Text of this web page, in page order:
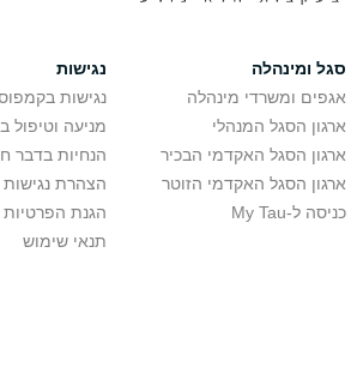
סגל ומינהלה
אגפים ומשרדי מינהלה
ארגון הסגל המנהלי
ארגון הסגל האקדמי הבכיר
ארגון הסגל האקדמי הזוטר
כניסה ל-My Tau
נגישות
נגישות
מניעה וטיפול
הנחיות בדבר
הצהרת נגישות
הגנת הפרטיות
תנאי שימוש